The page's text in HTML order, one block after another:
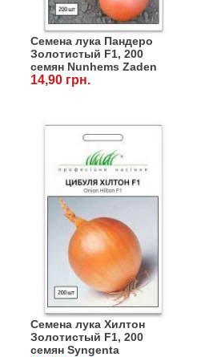
Семена лука Пандеро
Золотистый F1, 200
семян Nunhems Zaden
(Голландия)
14,90 грн.
Семена лука Хилтон
Золотистый F1, 200
семян Syngenta